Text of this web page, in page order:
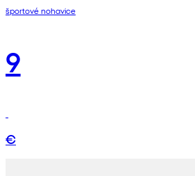
športové nohavice
9
€